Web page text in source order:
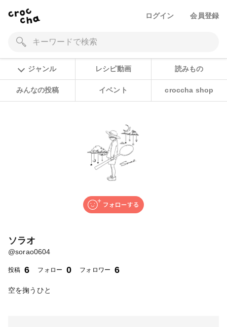
ログイン 会員登録
ジャンル レシピ動画 読みもの
みんなの投稿 イベント croccha shop
ソラオ
@sorao0604
投稿 6 フォロー 0 フォロワー 6
空を掬うひと